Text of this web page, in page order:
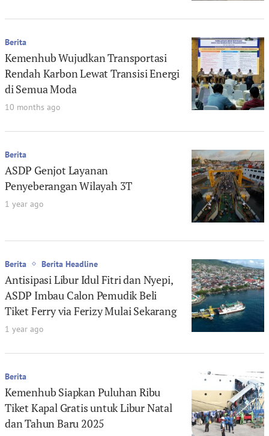
Berita
Kemenhub Wujudkan Transportasi
Rendah Karbon Lewat Transisi Energi
di Semua Moda
10 months ago
Berita
ASDP Genjot Layanan
Penyeberangan Wilayah 3T
1 year ago
Berita Berita Headline
Antisipasi Libur Idul Fitri dan Nyepi,
ASDP Imbau Calon Pemudik Beli
Tiket Ferry via Ferizy Mulai Sekarang
1 year ago
Berita
Kemenhub Siapkan Puluhan Ribu
Tiket Kapal Gratis untuk Libur Natal
dan Tahun Baru 2025